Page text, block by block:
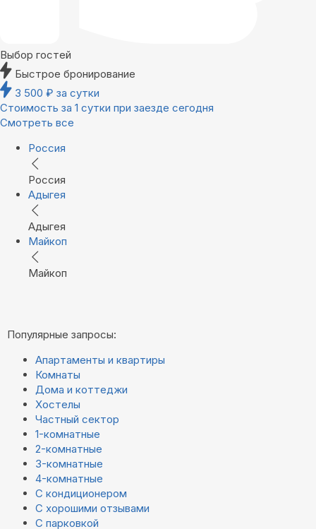
Выбор гостей
Быстрое бронирование
3 500 ₽ за сутки
Стоимость за 1 сутки при заезде сегодня
Смотреть все
Россия
Россия
Адыгея
Адыгея
Майкоп
Майкоп
Популярные запросы:
Апартаменты и квартиры
Комнаты
Дома и коттеджи
Хостелы
Частный сектор
1-комнатные
2-комнатные
3-комнатные
4-комнатные
С кондиционером
С хорошими отзывами
С парковкой